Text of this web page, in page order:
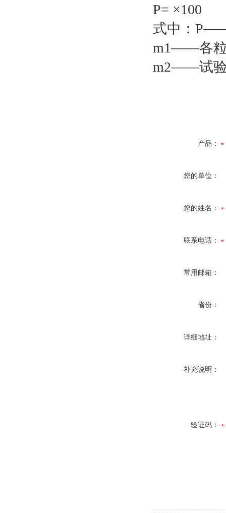
P=
式中：
m1——各粒
m2——试验
产品：
您的单位：
您的姓名：
联系电话：
常用邮箱：
省份：
详细地址：
补充说明：
验证码：